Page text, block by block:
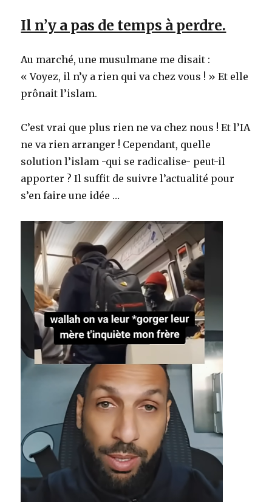
Il n’y a pas de temps à perdre.
Au marché, une musulmane me disait :
« Voyez, il n’y a rien qui va chez vous ! » Et elle
prônait l’islam.
C’est vrai que plus rien ne va chez nous ! Et l’IA
ne va rien arranger ! Cependant, quelle
solution l’islam -qui se radicalise- peut-il
apporter ? Il suffit de suivre l’actualité pour
s’en faire une idée …